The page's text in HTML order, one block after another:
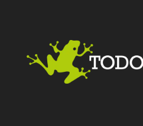
Facebook